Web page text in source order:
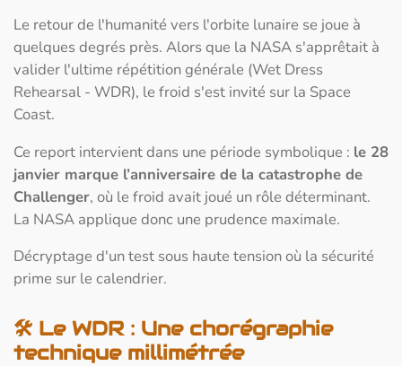
Le retour de l'humanité vers l'orbite lunaire se joue à
quelques degrés près. Alors que la NASA s'apprêtait à
valider l'ultime répétition générale (Wet Dress
Rehearsal - WDR), le froid s'est invité sur la Space
Coast.
Ce report intervient dans une période symbolique : le 28
janvier marque l’anniversaire de la catastrophe de
Challenger, où le froid avait joué un rôle déterminant.
La NASA applique donc une prudence maximale.
Décryptage d'un test sous haute tension où la sécurité
prime sur le calendrier.
🛠 Le WDR : Une chorégraphie
technique millimétrée